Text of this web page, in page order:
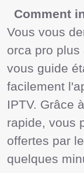
Comment
Vous vous
orca pro plus
vous guide
facilement
IPTV. Grâce
rapide, vous
offertes par
quelques